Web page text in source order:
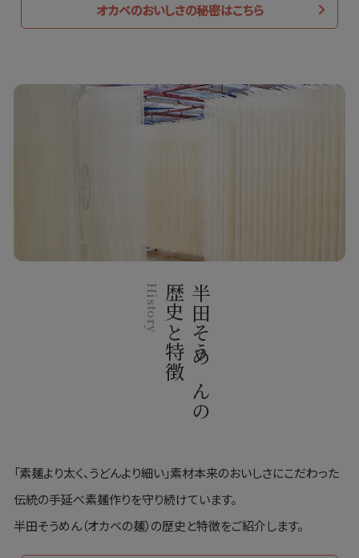
オカベのおいしさの秘密はこちら
半田そうめんの
歴史と特徴
History
「素麺より太く、うどんより細い」素材本来のおいしさにこだわった
伝統の手延べ素麺作りを守り続けています。
半田そうめん（オカベの麺）の歴史と特徴をご紹介します。